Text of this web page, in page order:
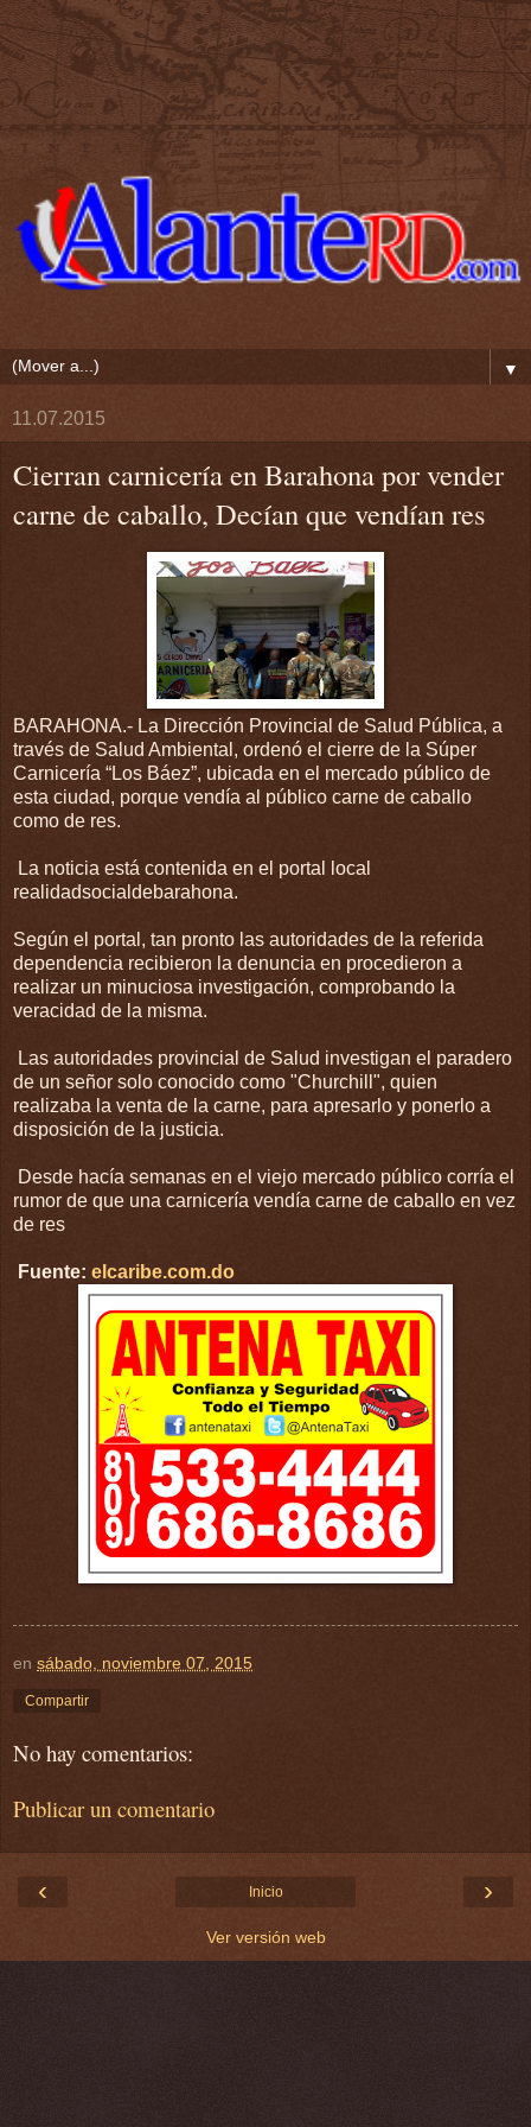
▼
11.07.2015
Cierran carnicería en Barahona por vender
carne de caballo, Decían que vendían res
BARAHONA.- La Dirección Provincial de Salud Pública, a
través de Salud Ambiental, ordenó el cierre de la Súper
Carnicería “Los Báez”, ubicada en el mercado público de
esta ciudad, porque vendía al público carne de caballo
como de res.
La noticia está contenida en el portal local
realidadsocialdebarahona.
Según el portal, tan pronto las autoridades de la referida
dependencia recibieron la denuncia en procedieron a
realizar un minuciosa investigación, comprobando la
veracidad de la misma.
Las autoridades provincial de Salud investigan el paradero
de un señor solo conocido como "Churchill", quien
realizaba la venta de la carne, para apresarlo y ponerlo a
disposición de la justicia.
Desde hacía semanas en el viejo mercado público corría el
rumor de que una carnicería vendía carne de caballo en vez
de res
Fuente: elcaribe.com.do
en sábado, noviembre 07, 2015
Compartir
No hay comentarios:
Publicar un comentario
‹ ›
Inicio
Ver versión web